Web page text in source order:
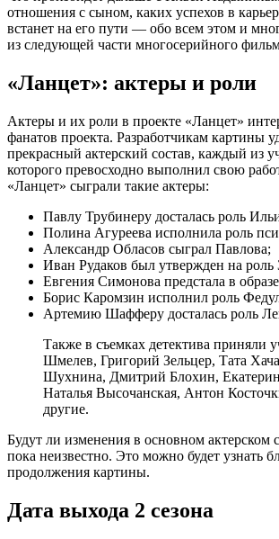
отношения с сыном, каких успехов в
встанет на его пути — обо всем этом и
из следующей части многосерийного
«Ланцет»: актеры и роли
Актеры и их роли в проекте «Ланцет»
фанатов проекта. Разработчикам картины
прекрасный актерский состав, каждый из
которого превосходно выполнил свою
«Ланцет» сыграли такие актеры:
Павлу Трубинеру досталась роль
Полина Агуреева исполнила роль
Александр Обласов сыграл Павлова;
Иван Рудаков был утвержден на роль
Евгения Симонова предстала в
Борис Каромзин исполнил роль
Артемию Шафферу досталась роль
Также в съемках детектива приняли
Шмелев, Григорий Зельцер, Тата
Шухнина, Дмитрий Блохин,
Наталья Высочанская, Антон
другие.
Будут ли изменения в основном актерском
пока неизвестно. Это можно будет узнать
продолжения картины.
Дата выхода 2 сезона